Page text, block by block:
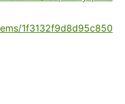
1f3132f9d8d95c850